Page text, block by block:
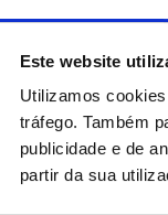
Este website
Utilizamos
tráfego. Também
publicidade e de
partir da sua
da série "Os
80 anos
09:43